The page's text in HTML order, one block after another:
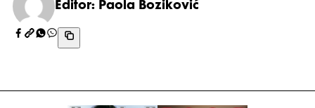
Editor: Paola Boziković